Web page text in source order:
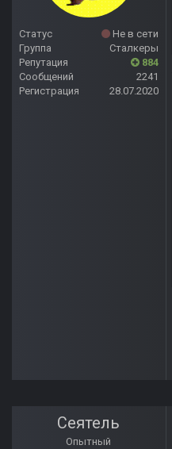
Статус
Не в сети
Группа
Сталкеры
Репутация
884
Сообщений
2241
Регистрация
28.07.2020
Сеятель
Опытный